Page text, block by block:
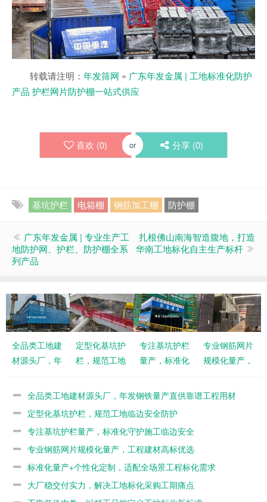
转载请注明： 年发筛网 » 广东年发金属 | 工地标准化防护
产品 护栏网片防护棚一站式供应
喜欢 (0) or 分享 (0)
基坑护栏 电箱棚 钢筋加工棚 防护棚
广东年发金属 | 专业生产工
地防护网、护栏、防护棚全系
列产品
扎根佛山南海智造腹地，打造
华南工地标化自主生产标杆
全品类工地建
材源头厂，年
供靠谱工程用
定型化基坑护
栏，规范工地
专注基坑护栏
量产，标准化
安全
专业钢筋网片
规模化量产，
优选
全品类工地建材源头厂，年发钢铁量产直供靠谱工程用材
定型化基坑护栏，规范工地临边安全防护
专注基坑护栏量产，标准化守护施工临边安全
专业钢筋网片规模化量产，工程建材高标优选
标准化量产+个性化定制，适配全场景工程标化需求
大厂稳交付实力，解决工地标化采购工期痛点